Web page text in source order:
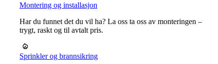
Montering og installasjon
Har du funnet det du vil ha? La oss ta oss av monteringen –
trygt, raskt og til avtalt pris.
Sprinkler og brannsikring